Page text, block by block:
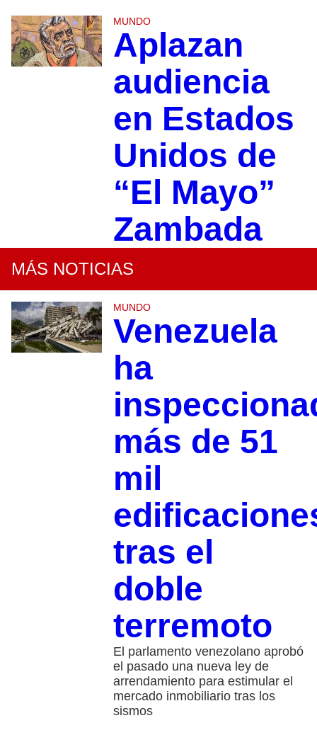
MUNDO
Aplazan
audiencia
en Estados
Unidos de
“El Mayo”
Zambada
MÁS NOTICIAS
MUNDO
Venezuela
ha
más de 51
mil
tras el
doble
terremoto
El parlamento venezolano aprobó
el pasado una nueva ley de
arrendamiento para estimular el
mercado inmobiliario tras los
sismos